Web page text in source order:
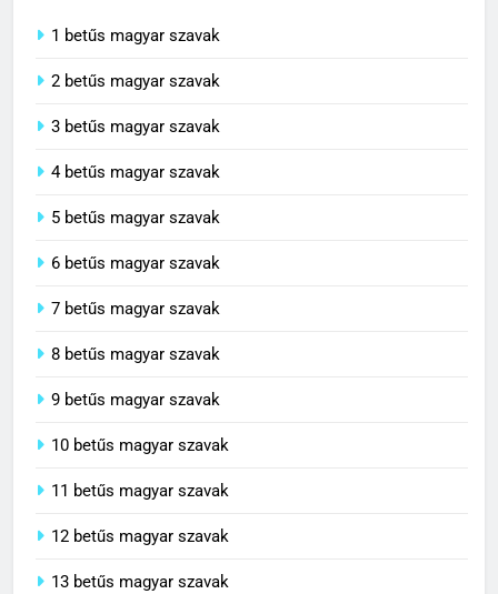
1 betűs magyar szavak
2 betűs magyar szavak
3 betűs magyar szavak
4 betűs magyar szavak
5 betűs magyar szavak
6 betűs magyar szavak
7 betűs magyar szavak
8 betűs magyar szavak
9 betűs magyar szavak
10 betűs magyar szavak
11 betűs magyar szavak
12 betűs magyar szavak
13 betűs magyar szavak